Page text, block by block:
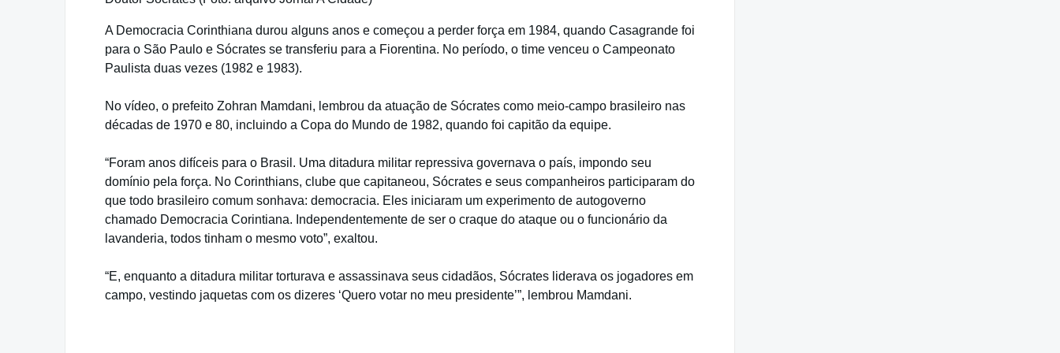
A Democracia Corinthiana durou alguns anos e começou a perder força em 1984, quando Casagrande foi
para o São Paulo e Sócrates se transferiu para a Fiorentina. No período, o time venceu o Campeonato
Paulista duas vezes (1982 e 1983).
No vídeo, o prefeito Zohran Mamdani, lembrou da atuação de Sócrates como meio-campo brasileiro nas
décadas de 1970 e 80, incluindo a Copa do Mundo de 1982, quando foi capitão da equipe.
“Foram anos difíceis para o Brasil. Uma ditadura militar repressiva governava o país, impondo seu
domínio pela força. No Corinthians, clube que capitaneou, Sócrates e seus companheiros participaram do
que todo brasileiro comum sonhava: democracia. Eles iniciaram um experimento de autogoverno
chamado Democracia Corintiana. Independentemente de ser o craque do ataque ou o funcionário da
lavanderia, todos tinham o mesmo voto”, exaltou.
“E, enquanto a ditadura militar torturava e assassinava seus cidadãos, Sócrates liderava os jogadores em
campo, vestindo jaquetas com os dizeres ‘Quero votar no meu presidente’”, lembrou Mamdani.